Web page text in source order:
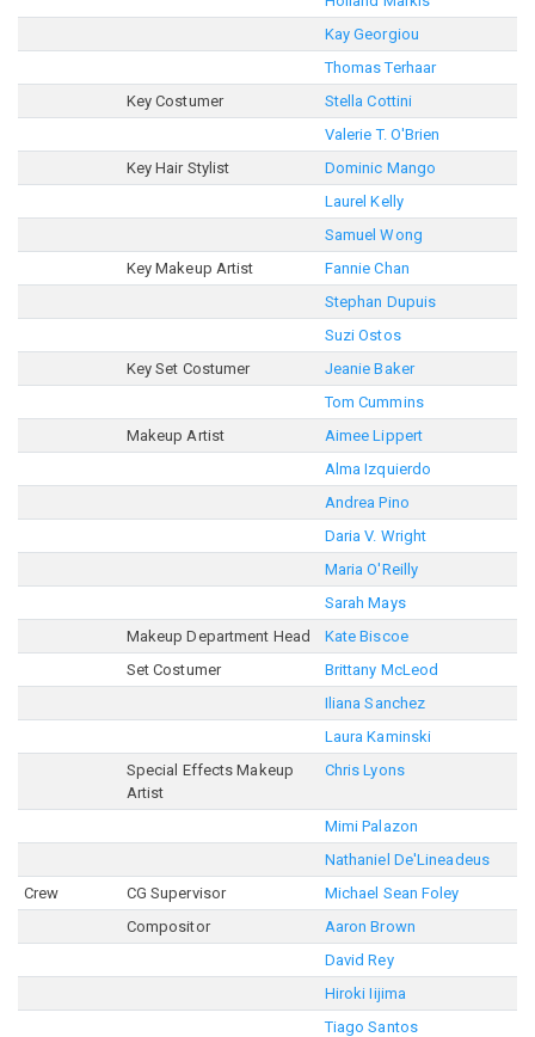
Kay Georgiou
Thomas Terhaar
Key Costumer
Stella Cottini
Valerie T. O'Brien
Key Hair Stylist
Dominic Mango
Laurel Kelly
Samuel Wong
Key Makeup Artist
Fannie Chan
Stephan Dupuis
Suzi Ostos
Key Set Costumer
Jeanie Baker
Tom Cummins
Makeup Artist
Aimee Lippert
Alma Izquierdo
Andrea Pino
Daria V. Wright
Maria O'Reilly
Sarah Mays
Makeup Department Head
Kate Biscoe
Set Costumer
Brittany McLeod
Iliana Sanchez
Laura Kaminski
Special Effects Makeup
Artist
Chris Lyons
Mimi Palazon
Nathaniel De'Lineadeus
Crew
CG Supervisor
Michael Sean Foley
Compositor
Aaron Brown
David Rey
Hiroki Iijima
Tiago Santos